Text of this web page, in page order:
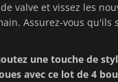
valve et vissez les
Assurez-vous qu'ils
une touche de
avec ce lot de 4